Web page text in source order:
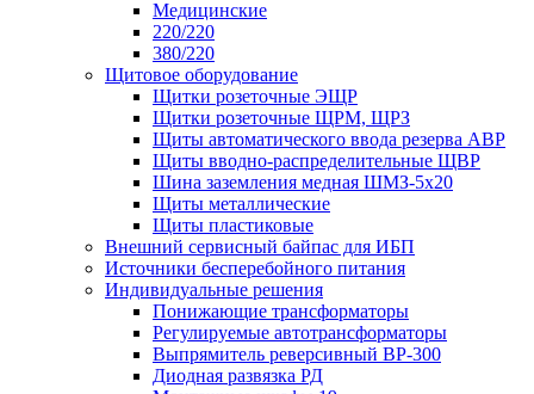
Медицинские
220/220
380/220
Щитовое оборудование
Щитки розеточные ЭЩР
Щитки розеточные ЩРМ, ЩРЗ
Щиты автоматического ввода резерва АВР
Щиты вводно-распределительные ЩВР
Шина заземления медная ШМЗ-5х20
Щиты металлические
Щиты пластиковые
Внешний сервисный байпас для ИБП
Источники бесперебойного питания
Индивидуальные решения
Понижающие трансформаторы
Регулируемые автотрансформаторы
Выпрямитель реверсивный ВР-300
Диодная развязка РД